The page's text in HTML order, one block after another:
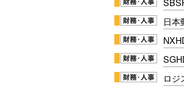
日本
ロジ